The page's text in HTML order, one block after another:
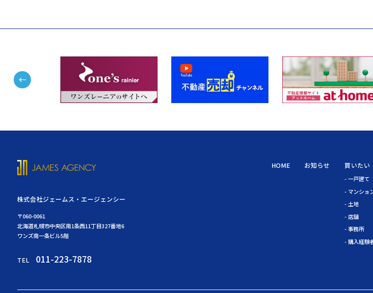
株式会社ジェームス・エージェンシー
〒060-0061
北海道札幌市中央区南1条西11丁目327番地6
ワンズ南一条ビル5階
TEL 011-223-7878
HOME お知らせ 買いたい
- 一戸建て
- マンショ
- 土地
- 店舗
- 事務所
- 購入経験